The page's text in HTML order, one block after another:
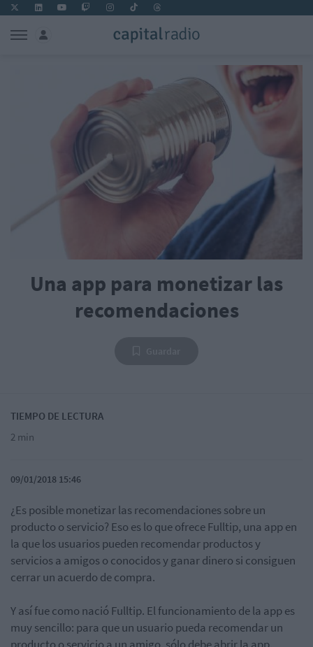
Una app para monetizar las
recomendaciones
TIEMPO DE LECTURA
2 min
09/01/2018 15:46
¿Es posible monetizar las recomendaciones sobre un
producto o servicio? Eso es lo que ofrece Fulltip, una app en
la que los usuarios pueden recomendar productos y
servicios a amigos o conocidos y ganar dinero si consiguen
cerrar un acuerdo de compra.
Y así fue como nació Fulltip. El funcionamiento de la app es
muy sencillo: para que un usuario pueda recomendar un